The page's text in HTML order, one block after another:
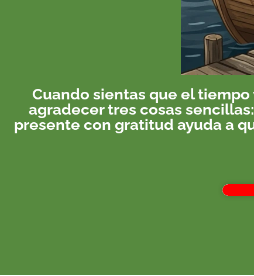
Cuando sientas que el
agradecer tres cosas
presente con gratitud ayuda a